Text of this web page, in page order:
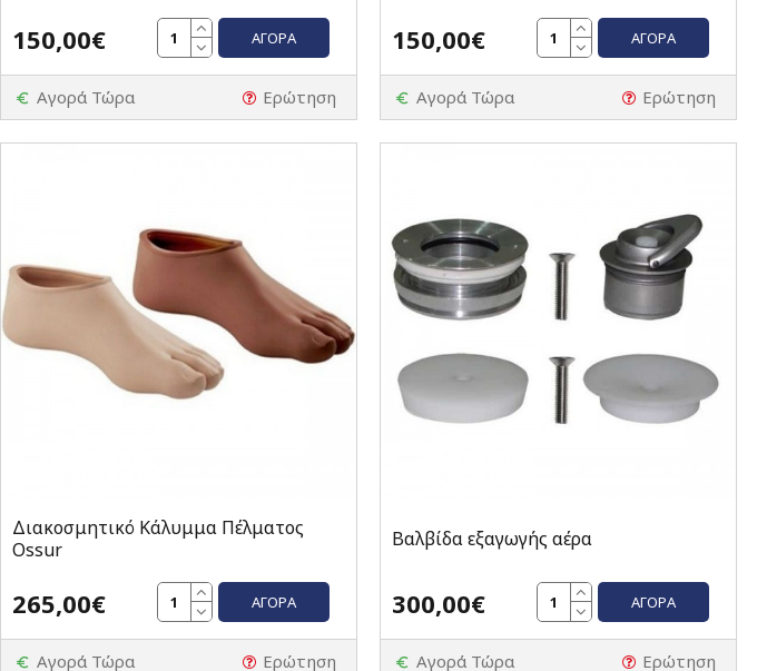
150,00€ ΑΓΟΡΆ
Αγορά Τώρα Ερώτηση
150,00€ ΑΓΟΡΆ
Αγορά Τώρα Ερώτηση
Διακοσμητικό Κάλυμμα Πέλματος
Ossur
265,00€ ΑΓΟΡΆ
Αγορά Τώρα Ερώτηση
Βαλβίδα εξαγωγής αέρα
300,00€ ΑΓΟΡΆ
Αγορά Τώρα Ερώτηση